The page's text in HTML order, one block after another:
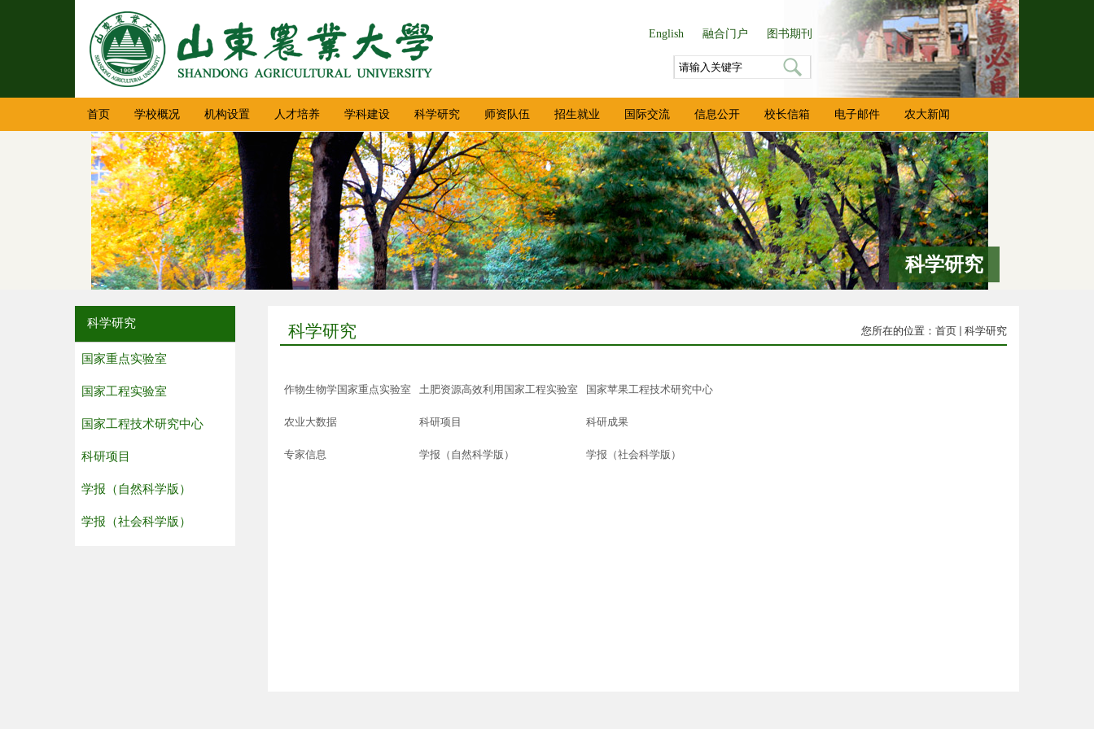
English 融合门户 图书期刊
首页 学校概况 机构设置 人才培养 学科建设 科学研究 师资队伍 招生就业 国际交流 信息公开 校长信箱 电子邮件 农大新闻
科学研究
科学研究
国家重点实验室
国家工程实验室
国家工程技术研究中心
科研项目
学报（自然科学版）
学报（社会科学版）
您所在的位置： 首页 科学研究
科学研究
作物生物学国家重点实验室 土肥资源高效利用国家工程实验室 国家苹果工程技术研究中心
农业大数据 科研项目 科研成果
专家信息 学报（自然科学版） 学报（社会科学版）